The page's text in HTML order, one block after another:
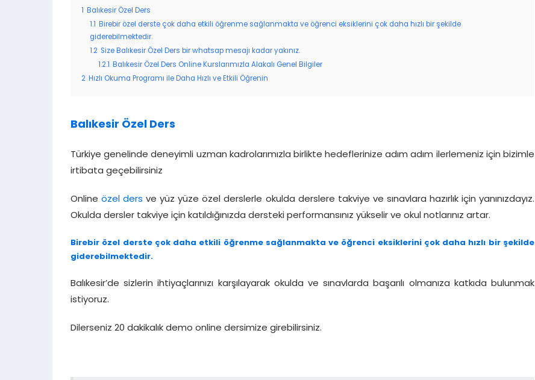
Balıkesir Özel Ders
1.1
Birebir özel derste çok daha etkili öğrenme sağlanmakta ve öğrenci eksiklerini çok daha hızlı bir şekilde
giderebilmektedir.
1.2 Size Balıkesir Özel Ders bir whatsap mesajı kadar yakınız.
1.2.1
Balıkesir Özel Ders Online Kurslarımızla Alakalı Genel Bilgiler
2 Hızlı Okuma Programı ile Daha Hızlı ve Etkili Öğrenin
Balıkesir Özel Ders
Türkiye genelinde deneyimli uzman kadrolarımızla birlikte hedeflerinize adım adım ilerlemeniz için bizimle
irtibata geçebilirsiniz
Onlineözel ders ve yüz yüze özel derslerle okulda derslere takviye ve sınavlara hazırlık için yanınızdayız.
Okulda dersler takviye için katıldığınızda dersteki performansınız yükselir ve okul notlarınız artar.
Birebir özel derste çok daha etkili öğrenme sağlanmakta ve öğrenci eksiklerini çok daha hızlı bir şekilde
giderebilmektedir.
Balıkesir’de sizlerin ihtiyaçlarınızı karşılayarak okulda ve sınavlarda başarılı olmanıza katkıda bulunmak
istiyoruz.
Dilerseniz 20 dakikalık demo online dersimize girebilirsiniz.